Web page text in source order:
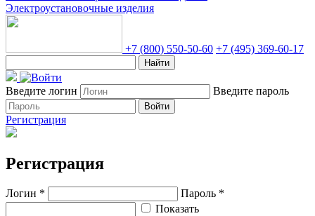
Электроустановочные изделия
+7 (800) 550-50-60 +7 (495) 369-60-17
Найти
Введите логин Введите пароль
Войти
Регистрация
Регистрация
Логин *
Пароль *
Показать